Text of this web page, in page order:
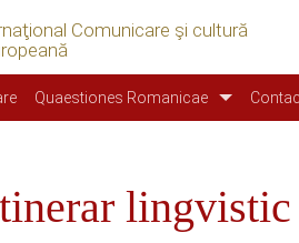
Comunicare şi cultură
Quaestiones Romanicae
lingvistic